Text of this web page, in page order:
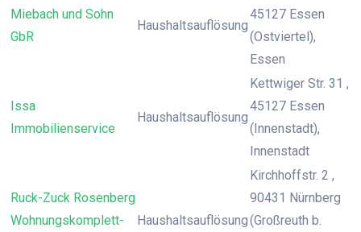
Miebach und Sohn
GbR
Haushaltsauflösung
45127 Essen
(Ostviertel),
Essen
Issa
Immobilienservice
Haushaltsauflösung
Kettwiger Str. 31 ,
45127 Essen
(Innenstadt),
Innenstadt
Ruck-Zuck Rosenberg
Wohnungskomplett-
Haushaltsauflösung
Kirchhoffstr. 2 ,
90431 Nürnberg
(Großreuth b.